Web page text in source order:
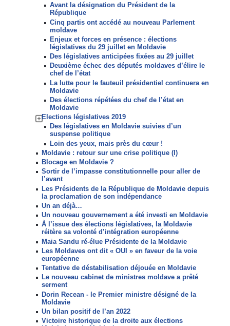
Avant la désignation du Président de la
République
Cinq partis ont accédé au nouveau Parlement
moldave
Enjeux et forces en présence : élections
législatives du 29 juillet en Moldavie
Des législatives anticipées fixées au 29 juillet
Deuxième échec des députés moldaves d’élire le
chef de l’état
La lutte pour le fauteuil présidentiel continuera en
Moldavie
Des élections répétées du chef de l’état en
Moldavie
Elections législatives 2019
Des législatives en Moldavie suivies d’un
suspense politique
Loin des yeux, mais près du cœur !
Moldavie : retour sur une crise politique (I)
Blocage en Moldavie ?
Sortir de l’impasse constitutionnelle pour aller de
l’avant
Les Présidents de la République de Moldavie depuis
la proclamation de son indépendance
Un an déjà…
Un nouveau gouvernement a été investi en Moldavie
À l’issue des élections législatives, la Moldavie
réitère sa volonté d’intégration européenne
Maia Sandu ré-élue Présidente de la Moldavie
Les Moldaves ont dit « OUI » en faveur de la voie
européenne
Tentative de déstabilisation déjouée en Moldavie
Le nouveau cabinet de ministres moldave a prêté
serment
Dorin Recean - le Premier ministre désigné de la
Moldavie
Un bilan positif de l’an 2022
Victoire historique de la droite aux élections